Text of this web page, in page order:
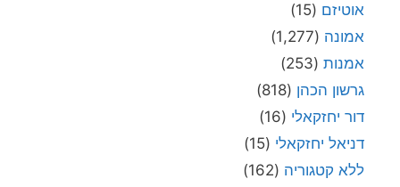
אוטיזם (15)
אמונה (1,277)
אמנות (253)
גרשון הכהן (818)
דור יחזקאלי (16)
דניאל יחזקאלי (15)
ללא קטגוריה (162)